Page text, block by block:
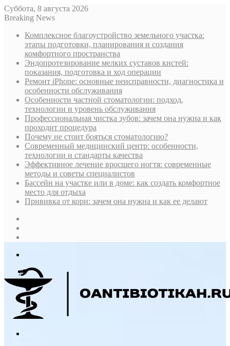
Суббота, 8 августа 2026
Breaking News
Комплексное благоустройство земельного участка:
этапы подготовки, планирования и создания
комфортного пространства
Эндопротезирование мелких суставов кистей:
показания, подготовка и ход операции
Ремонт iPhone: основные неисправности, диагностика и
особенности обслуживания
Особенности частной стоматологии: подход,
технологии и уровень обслуживания
Профессиональная чистка зубов: зачем она нужна и как
проходит процедура
Почему не стоит бояться стоматологию?
Современный медицинский центр: особенности,
технологии и стандарты качества
Эффективное лечение вросшего ногтя: современные
методы и советы специалистов
Бассейн на участке или в доме: как создать комфортное
место для отдыха
Прививка от кори: зачем она нужна и как ее делают